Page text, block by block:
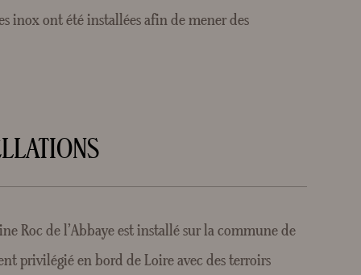
inox ont été installées afin de mener des
Roc de l’Abbaye est installé sur la commune de
privilégié en bord de Loire avec des terroirs